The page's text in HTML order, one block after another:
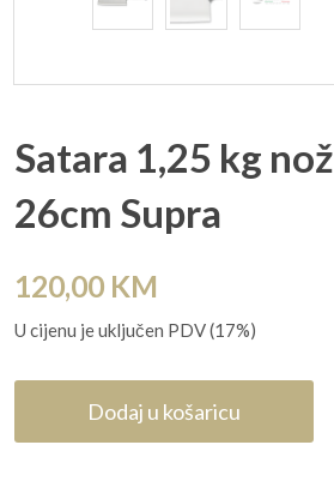
Satara 1,25 kg nož
26cm Supra
120,00 KM
U cijenu je uključen PDV (17%)
Dodaj u košaricu